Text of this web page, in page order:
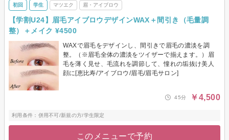
初回 学生 マツエク 眉・アイブロウ
【学割U24】眉毛アイブロウデザインWAX＋間引き（毛量調
整）＋メイク ¥4500
WAXで眉毛をデザインし、間引きで眉毛の濃淡を調
整。（※眉毛全体の濃淡をツイザーで揃えます。）眉
毛を薄く見せ、毛流れを調節して、憧れの垢抜け美人
顔に[恵比寿/アイブロウ/眉毛/眉毛サロン]
45分 ￥4,500
利用条件：併用不可/新規の方/学生限定
このメニューで予約